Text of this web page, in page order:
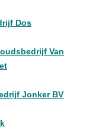
Dos
Van
Jonker BV